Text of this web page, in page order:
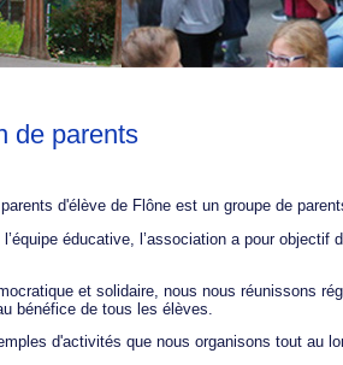
de parents
d'élève de Flône est un groupe de
éducative, l’association a pour
et solidaire, nous nous réunissons
bénéfice de tous les élèves.
d'activités que nous organisons tout au